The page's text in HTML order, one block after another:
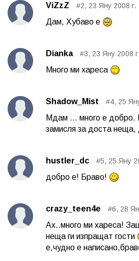
ViZzZ #2, 23 Яну 2008 г.
Дам, Хубаво е
Dianka #3, 23 Яну 2008 г.
Много ми хареса
Shadow_Mist #4, 25
Мдам ... много е добро.
замисля за доста неща,
hustler_dc #5, 25 Яну
добро е! Браво!
crazy_teen4e #6, 28
Ах..много ми хареса!
неща ги изпращат гости
е,чудно е